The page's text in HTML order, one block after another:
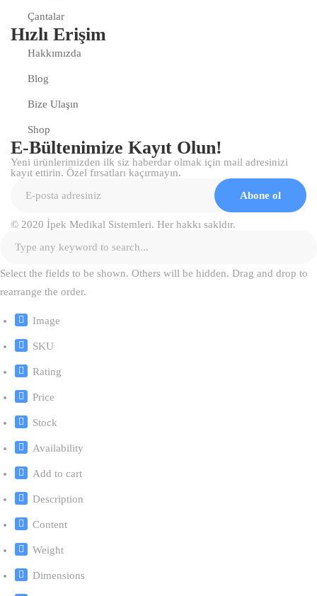
Çantalar
Hızlı Erişim
Hakkımızda
Blog
Bize Ulaşın
Shop
E-Bültenimize Kayıt Olun!
Yeni ürünlerimizden ilk siz haberdar olmak için mail adresinizi
kayıt ettirin. Özel fırsatları kaçırmayın.
Abone ol
© 2020 İpek Medikal Sistemleri. Her hakkı sakldır.
Select the fields to be shown. Others will be hidden. Drag and drop to
rearrange the order.
Image
SKU
Rating
Price
Stock
Availability
Add to cart
Description
Content
Weight
Dimensions